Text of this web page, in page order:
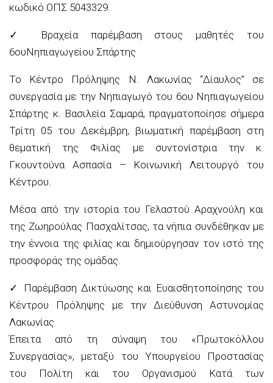
κωδικό ΟΠΣ 5043329.
✓
Βραχεία παρέμβαση στους μαθητές του
6ουΝηπιαγωγείου Σπάρτης
Το Κέντρο Πρόληψης Ν. Λακωνίας “Δίαυλος” σε
συνεργασία με την Νηπιαγωγό του 6ου Νηπιαγωγείου
Σπάρτης κ. Βασιλεία Σαμαρά, πραγματοποίησε σήμερα
Τρίτη 05 του Δεκέμβρη, βιωματική παρέμβαση στη
θεματική της Φιλίας με συντονίστρια την κ.
Γκουντούνα Ασπασία – Κοινωνική Λειτουργό του
Κέντρου.
Μέσα από την ιστορία του Γελαστού Αραχνούλη και
της Ζωηρούλας Πασχαλίτσας, τα νήπια συνδέθηκαν με
την έννοια της φιλίας και δημιούργησαν τον ιστό της
προσφοράς της ομάδας.
✓ Παρέμβαση Δικτύωσης και Ευαισθητοποίησης του
Κέντρου Πρόληψης με την Διεύθυνση Αστυνομίας
Λακωνίας
Έπειτα από τη σύναψη του «Πρωτοκόλλου
Συνεργασίας», μεταξύ του Υπουργείου Προστασίας
του Πολίτη και του Οργανισμού Κατά των